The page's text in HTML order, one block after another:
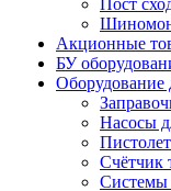
Пост
Акционные
БУ
Оборудование
Насосы
Счётчик
Системы